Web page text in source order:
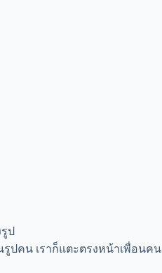
ป
รูปคน เราก็แตะตรงหน้าเพื่อนคน